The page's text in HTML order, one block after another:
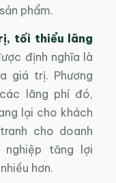
phẩm.
tối thiểu lãng
định nghĩa là
giá trị. Phương
lãng phí đó,
lại cho khách
cho doanh
nghiệp tăng lợi
hơn.